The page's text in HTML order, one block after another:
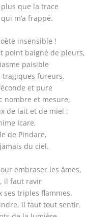
que la trace
m’a frappé.
insensible !
point baigné de pleurs,
paisible
tragiques fureurs.
et pure
nombre et mesure,
de lait et de miel ;
Icare,
de Pindare,
du ciel.
embraser les âmes,
il faut ravir
ses triples flammes.
il faut tout sentir.